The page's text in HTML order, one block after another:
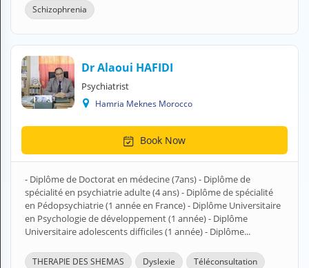
Medical questions
Clinic
Laboratory
Veterinarian
Schizophrenia
Dr Alaoui HAFIDI
Psychiatrist
Hamria Meknes Morocco
Book Now
- Diplôme de Doctorat en médecine (7ans) - Diplôme de
spécialité en psychiatrie adulte (4 ans) - Diplôme de spécialité
en Pédopsychiatrie (1 année en France) - Diplôme Universitaire
en Psychologie de développement (1 année) - Diplôme
Universitaire adolescents difficiles (1 année) - Diplôme...
THERAPIE DES SHEMAS Dyslexie
Téléconsultation